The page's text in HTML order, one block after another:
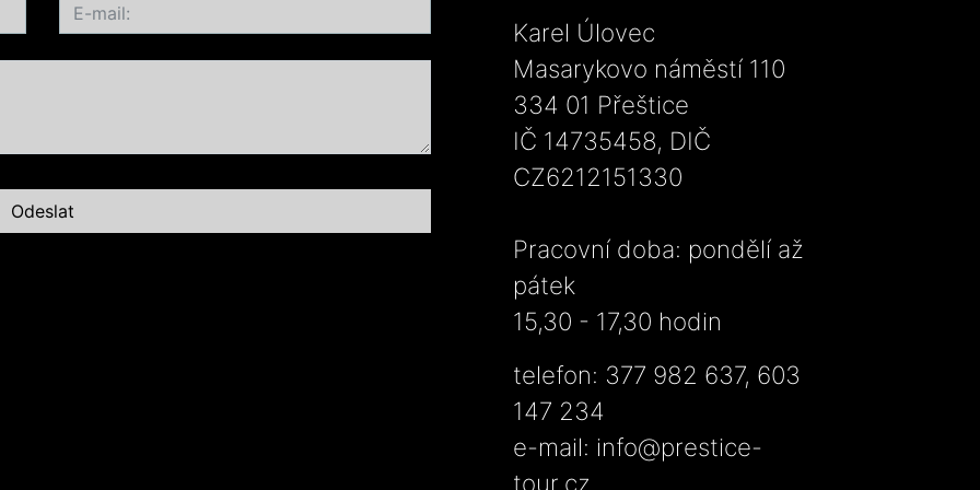
Karel Úlovec
Masarykovo náměstí 110
334 01 Přeštice
IČ 14735458, DIČ
CZ6212151330
Pracovní doba: pondělí až
pátek
15,30 - 17,30 hodin
telefon: 377 982 637, 603
147 234
e-mail: info@prestice-
tour.cz